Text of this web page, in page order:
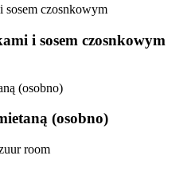
i sosem czosnkowym
(osobno)
room